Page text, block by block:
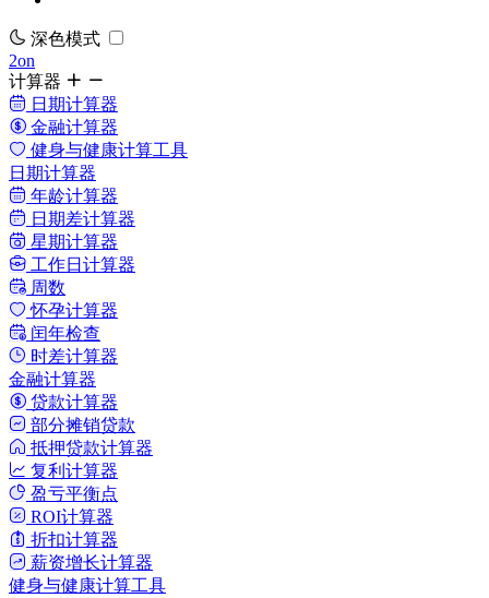
深色模式
2on
计算器
日期计算器
金融计算器
健身与健康计算工具
日期计算器
年龄计算器
日期差计算器
星期计算器
工作日计算器
周数
怀孕计算器
闰年检查
时差计算器
金融计算器
贷款计算器
部分摊销贷款
抵押贷款计算器
复利计算器
盈亏平衡点
ROI计算器
折扣计算器
薪资增长计算器
健身与健康计算工具